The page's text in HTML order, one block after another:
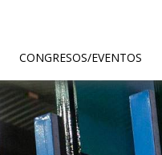
CONGRESOS/EVENTOS